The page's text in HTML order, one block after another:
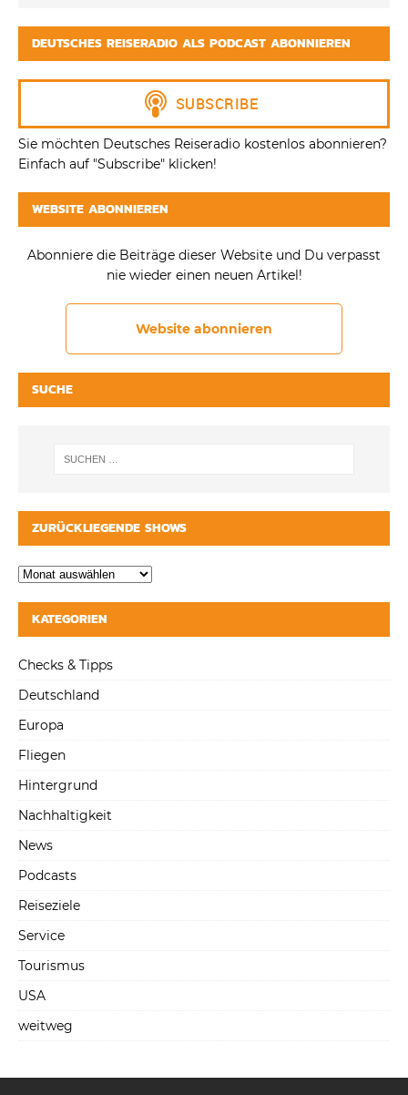
DEUTSCHES REISERADIO ALS PODCAST ABONNIEREN
Sie möchten Deutsches Reiseradio kostenlos abonnieren?
Einfach auf "Subscribe" klicken!
WEBSITE ABONNIEREN
Abonniere die Beiträge dieser Website und Du verpasst
nie wieder einen neuen Artikel!
Website abonnieren
SUCHE
ZURÜCKLIEGENDE SHOWS
KATEGORIEN
Checks & Tipps
Deutschland
Europa
Fliegen
Hintergrund
Nachhaltigkeit
News
Podcasts
Reiseziele
Service
Tourismus
USA
weitweg